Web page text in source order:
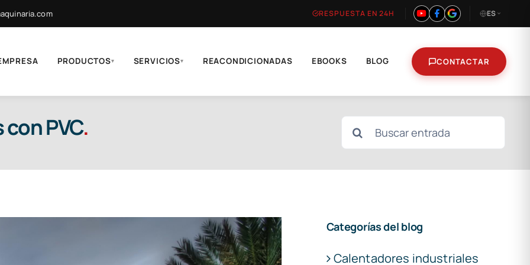
RESPUESTA EN 24H ES
PRODUCTOS▾ SERVICIOS▾ REACONDICIONADAS EBOOKS BLOG CONTACTAR
PVC. Buscar:
Categorías del blog
Calentadores industriales